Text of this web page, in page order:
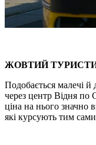
ЖОВТИЙ
Подобається малечі
через центр Відня по
ціна на нього значно
які курсують тим